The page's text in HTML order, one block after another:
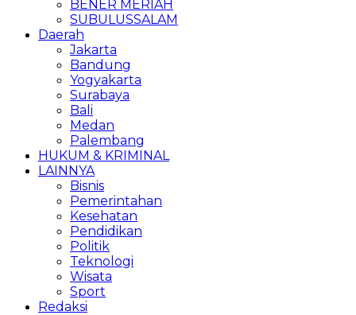
BENER MERIAH
SUBULUSSALAM
Daerah
Jakarta
Bandung
Yogyakarta
Surabaya
Bali
Medan
Palembang
HUKUM & KRIMINAL
LAINNYA
Bisnis
Pemerintahan
Kesehatan
Pendidikan
Politik
Teknologi
Wisata
Sport
Redaksi